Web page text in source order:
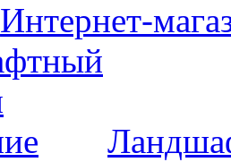
Интернет-